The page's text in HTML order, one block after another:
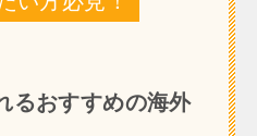
るおすすめの海外